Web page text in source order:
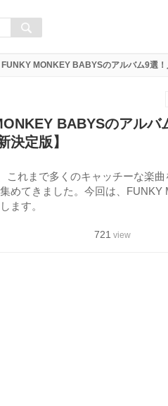
FUNKY MONKEY BABYSのアルバム9選
BABYSのアルバ
決定版】
これまで多くのキャッチーな楽
めてきました。今回は、FUNKY
ます。
721 view